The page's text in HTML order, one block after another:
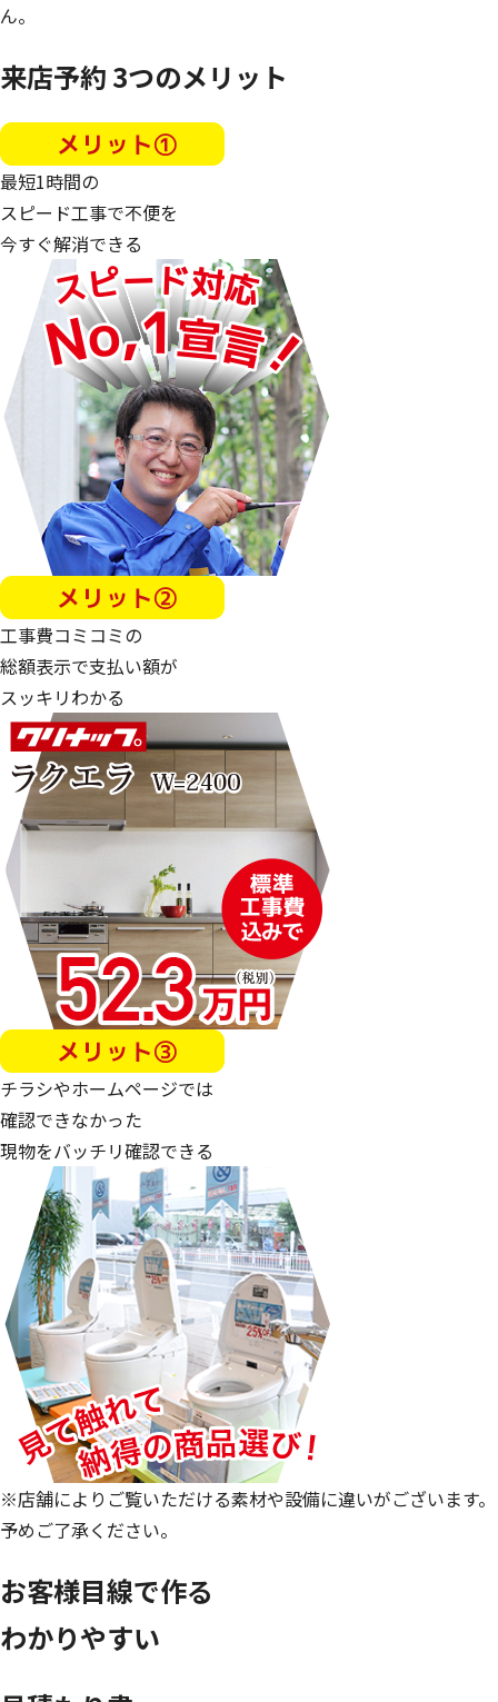
ん。
来店予約 3つのメリット
最短1時間の
スピード工事で不便を
今すぐ解消できる
工事費コミコミの
総額表示で支払い額が
スッキリわかる
チラシやホームページでは
確認できなかった
現物をバッチリ確認できる
※店舗によりご覧いただける素材や設備に違いがございます。
予めご了承ください。
お客様目線で作る
わかりやすい